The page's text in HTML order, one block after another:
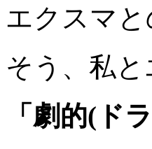
エクスマ
そう、私
「劇的(ド